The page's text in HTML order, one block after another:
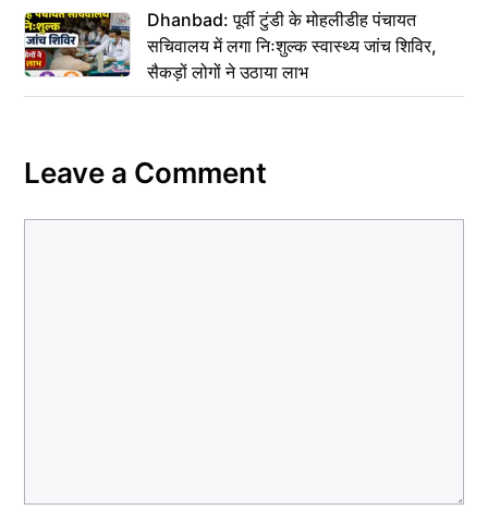
Dhanbad: पूर्वी टुंडी के मोहलीडीह पंचायत
सचिवालय में लगा निःशुल्क स्वास्थ्य जांच शिविर,
सैकड़ों लोगों ने उठाया लाभ
Leave a Comment